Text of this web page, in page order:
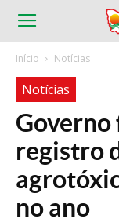
Início Notícias
Notícias
Governo
registro
no ano